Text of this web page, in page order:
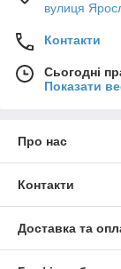
вулиця
Контакти
Сьогодні
Показати
Про нас
Контакти
Доставка та